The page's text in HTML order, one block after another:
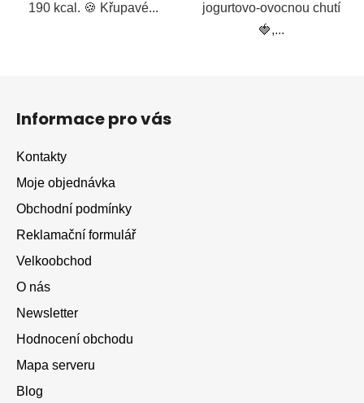
190 kcal. 🍪 Křupavé...
jogurtovo-ovocnou chutí
🍓,...
Informace pro vás
Kontakty
Moje objednávka
Obchodní podmínky
Reklamační formulář
Velkoobchod
O nás
Newsletter
Hodnocení obchodu
Mapa serveru
Blog